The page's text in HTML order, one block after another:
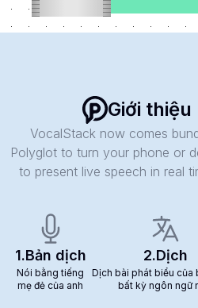
Giới
VocalStack now comes
Polyglot to turn your phone or
to present live speech in real
1.Bản dịch
Nói bằng tiếng
mẹ đẻ của anh
2.Dịch
Dịch bài phát biểu của
bất kỳ ngôn ngữ